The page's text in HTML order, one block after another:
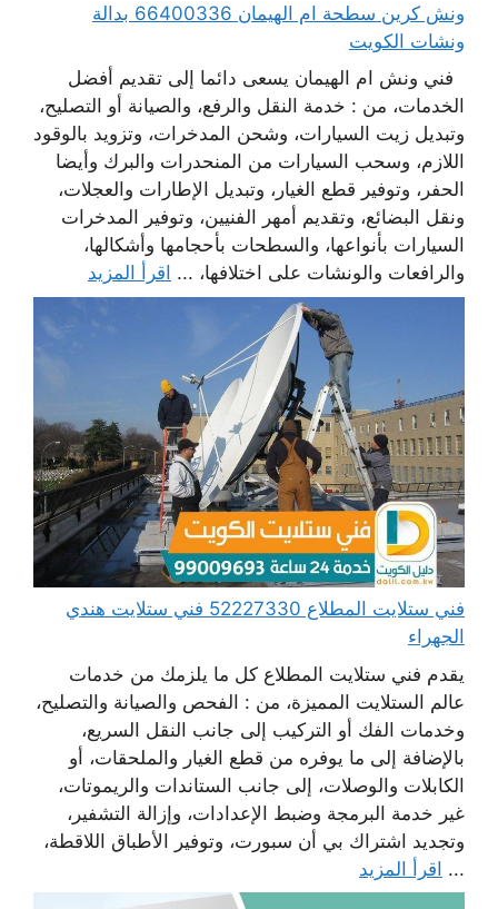
ونش كرين سطحة ام الهيمان 66400336 بدالة
ونشات الكويت
فني ونش ام الهيمان يسعى دائما إلى تقديم أفضل
الخدمات، من : خدمة النقل والرفع، والصيانة أو التصليح،
وتبديل زيت السيارات، وشحن المدخرات، وتزويد بالوقود
اللازم، وسحب السيارات من المنحدرات والبرك وأيضا
الحفر، وتوفير قطع الغيار، وتبديل الإطارات والعجلات،
ونقل البضائع، وتقديم أمهر الفنيين، وتوفير المدخرات
السيارات بأنواعها، والسطحات بأحجامها وأشكالها،
والرافعات والونشات على اختلافها، ... اقرأ المزيد
فني ستلايت المطلاع 52227330 فني ستلايت هندي
الجهراء
يقدم فني ستلايت المطلاع كل ما يلزمك من خدمات
عالم الستلايت المميزة، من : الفحص والصيانة والتصليح،
وخدمات الفك أو التركيب إلى جانب النقل السريع،
بالإضافة إلى ما يوفره من قطع الغيار والملحقات، أو
الكابلات والوصلات، إلى جانب الستاندات والريموتات،
غير خدمة البرمجة وضبط الإعدادات، وإزالة التشفير،
وتجديد اشتراك بي أن سبورت، وتوفير الأطباق اللاقطة،
... اقرأ المزيد